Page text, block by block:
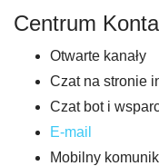
Centrum
Otwarte kanały
Czat na stronie
Czat bot i
E-mail
Mobilny